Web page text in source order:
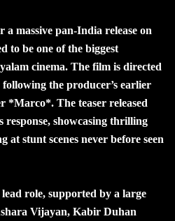
massive pan-India release on
to be one of the biggest
cinema. The film is directed
the producer’s earlier
*Marco*. The teaser released
response, showcasing thrilling
at stunt scenes never before seen
role, supported by a large
Vijayan, Kabir Duhan